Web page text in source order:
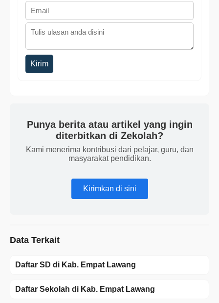
Kirim
Punya berita atau artikel yang ingin
diterbitkan di Zekolah?
Kami menerima kontribusi dari pelajar, guru, dan
masyarakat pendidikan.
Kirimkan di sini
Data Terkait
Daftar SD di Kab. Empat Lawang
Daftar Sekolah di Kab. Empat Lawang